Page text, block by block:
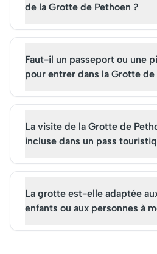
de la Grotte de Pethoen ?
Faut-il un passeport ou une
pour entrer dans la Grotte de
La visite de la Grotte de
incluse dans un pass
La grotte est-elle adaptée
enfants ou aux personnes à